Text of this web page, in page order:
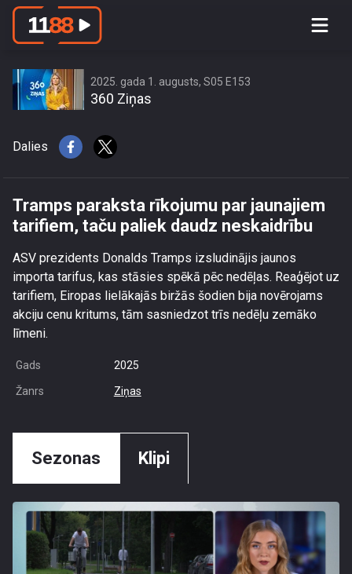
Tramps paraksta rīkojumu par
2025. gada 1. augusts, S05 E153
360 Ziņas
Dalies
Tramps paraksta rīkojumu par jaunajiem
tarifiem, taču paliek daudz neskaidrību
ASV prezidents Donalds Tramps izsludinājis jaunos
importa tarifus, kas stāsies spēkā pēc nedēļas. Reaģējot uz
tarifiem, Eiropas lielākajās biržās šodien bija novērojams
akciju cenu kritums, tām sasniedzot trīs nedēļu zemāko
līmeni.
Gads 2025
Žanrs Ziņas
Sezonas Klipi